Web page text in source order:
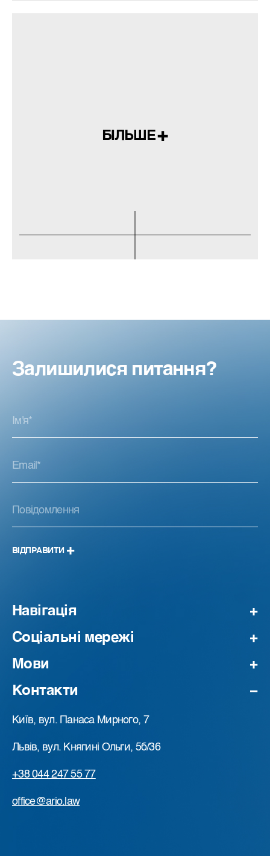
БІЛЬШЕ
Залишилися питання?
ВІДПРАВИТИ
Навігація
Соціальні мережі
Мови
Контакти
Київ, вул. Панаса Мирного, 7
Львів, вул. Княгині Ольги, 5б/36
+38 044 247 55 77
office@ario.law